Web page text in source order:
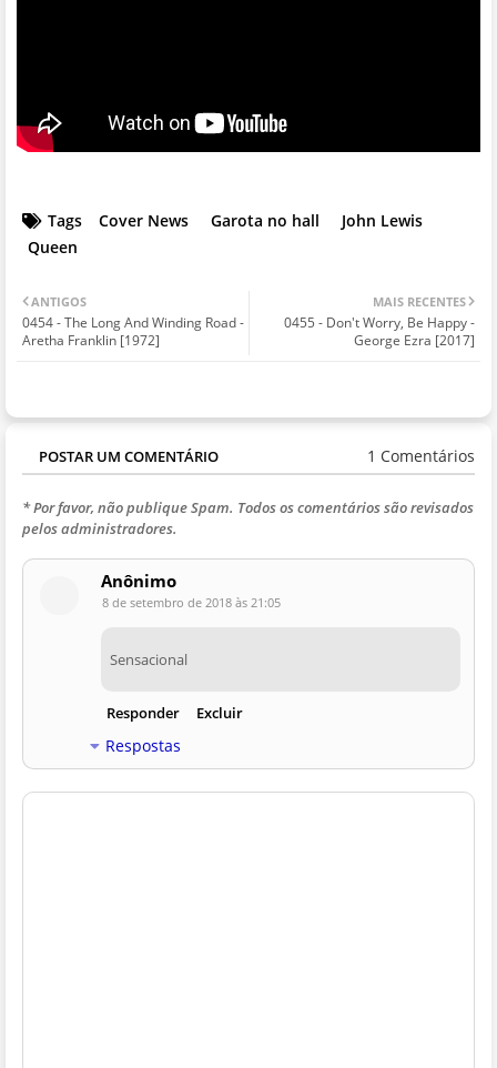
Tags Cover News Garota no hall
John Lewis
Queen
MAIS RECENTES
0455 - Don't Worry, Be Happy -
George Ezra [2017]
ANTIGOS
0454 - The Long And Winding Road -
Aretha Franklin [1972]
POSTAR UM COMENTÁRIO 1 Comentários
* Por favor, não publique Spam. Todos os comentários são revisados
pelos administradores.
Anônimo
8 de setembro de 2018 às 21:05
Sensacional
Responder Excluir
Respostas